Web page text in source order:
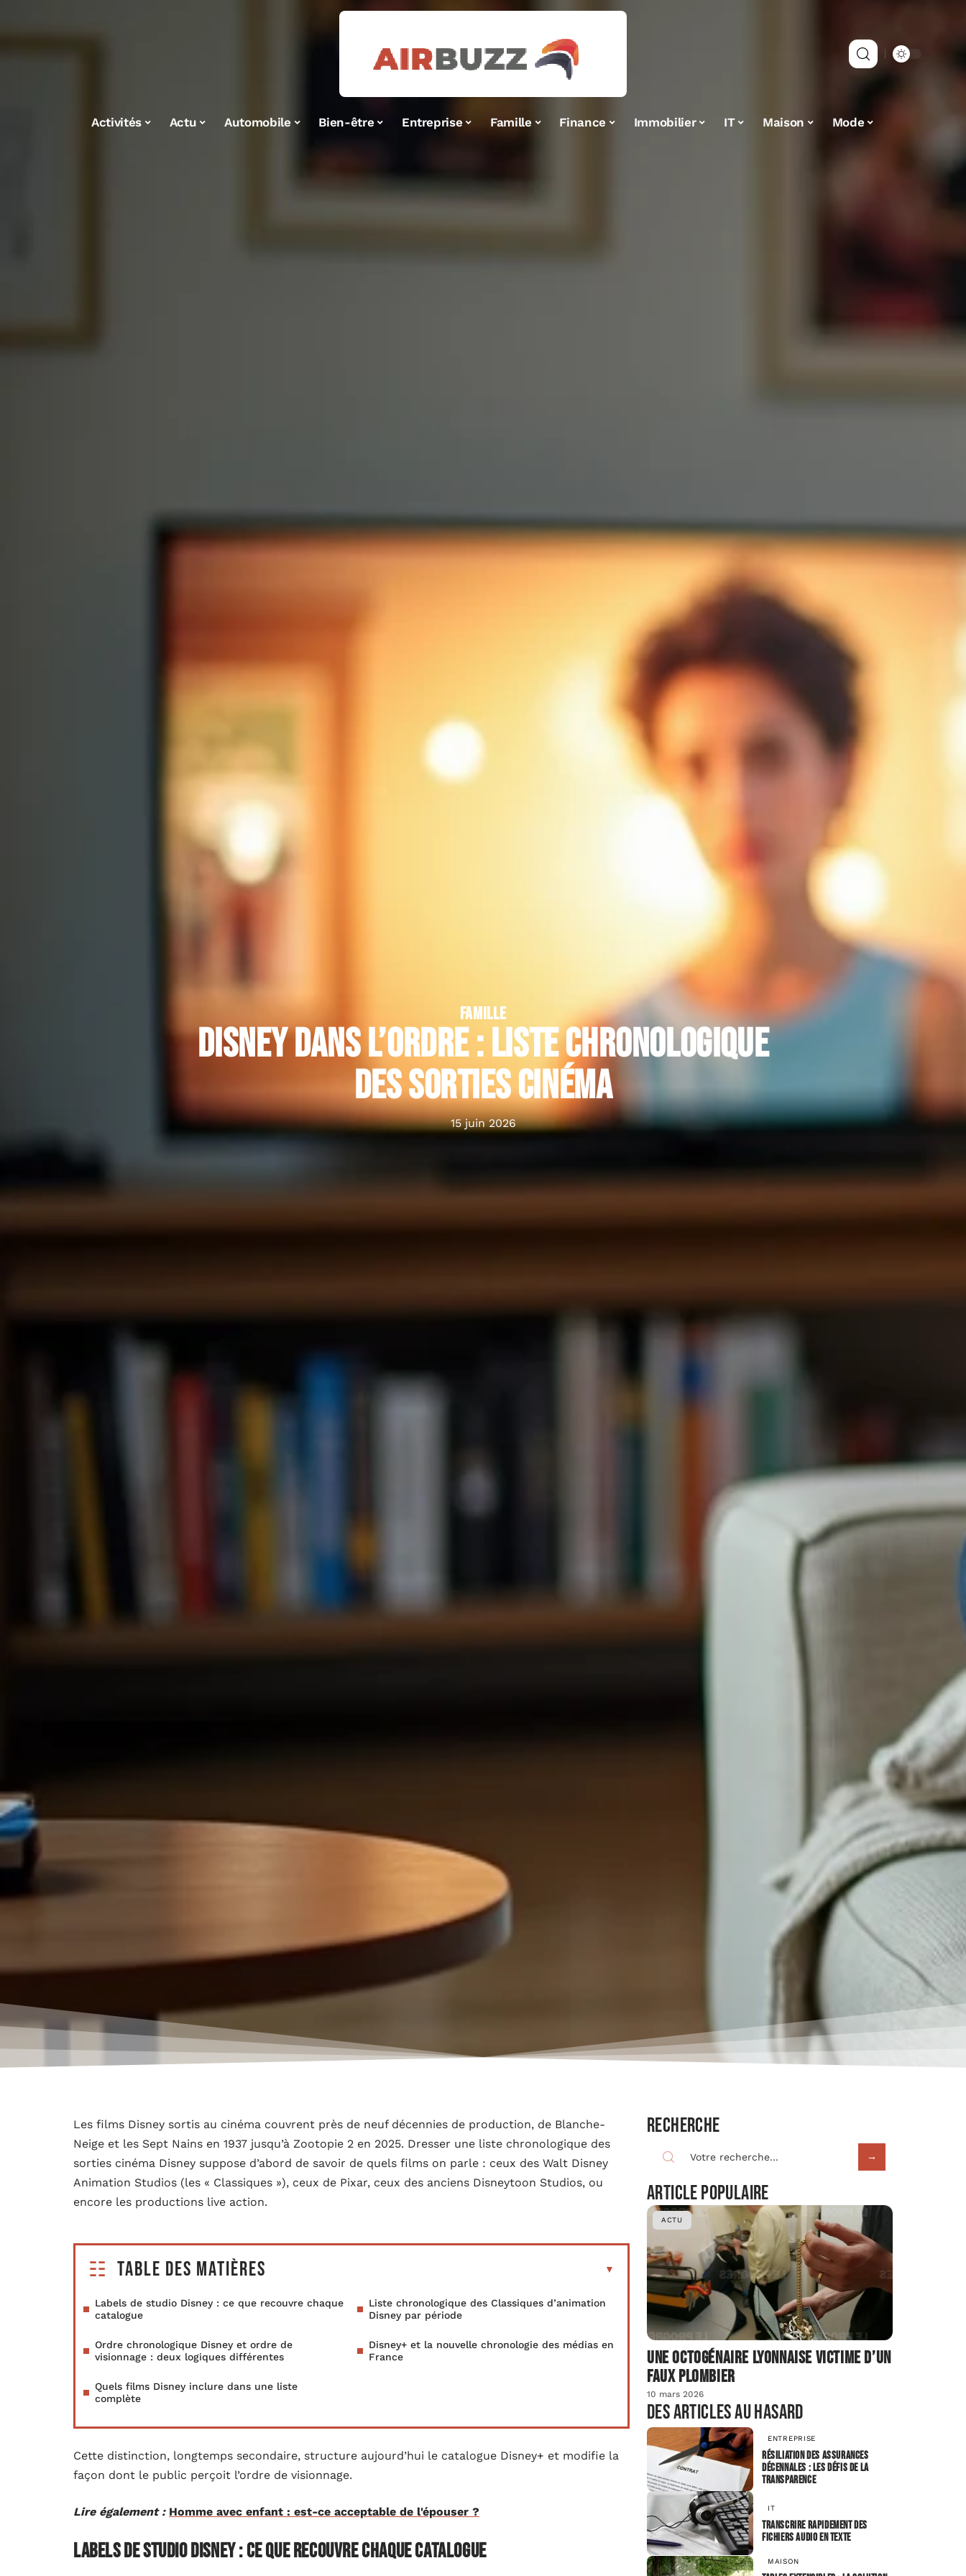
Activités Actu Automobile Bien-être Entreprise Famille Finance Immobilier IT Maison Mode
FAMILLE
Disney dans l’ordre : liste chronologique
des sorties cinéma
15 juin 2026
Les films Disney sortis au cinéma couvrent près de neuf décennies de production, de Blanche-
Neige et les Sept Nains en 1937 jusqu’à Zootopie 2 en 2025. Dresser une liste chronologique des
sorties cinéma Disney suppose d’abord de savoir de quels films on parle : ceux des Walt Disney
Animation Studios (les « Classiques »), ceux de Pixar, ceux des anciens Disneytoon Studios, ou
encore les productions live action.
Table des matières
Labels de studio Disney : ce que recouvre chaque
catalogue
Liste chronologique des Classiques d’animation
Disney par période
Ordre chronologique Disney et ordre de
visionnage : deux logiques différentes
Disney+ et la nouvelle chronologie des médias en
France
Quels films Disney inclure dans une liste
complète
Cette distinction, longtemps secondaire, structure aujourd’hui le catalogue Disney+ et modifie la
façon dont le public perçoit l’ordre de visionnage.
Lire également : Homme avec enfant : est-ce acceptable de l'épouser ?
Labels de studio Disney : ce que recouvre chaque catalogue
Recherche
Article populaire
ACTU
Une octogénaire lyonnaise victime d’un
faux plombier
10 mars 2026
Des articles au hasard
ENTREPRISE
Résiliation des assurances
décennales : les défis de la
transparence
IT
Transcrire rapidement des
fichiers audio en texte
MAISON